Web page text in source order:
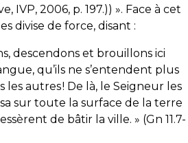
IVP, 2006, p. 197.)) ». Face à cet
divise de force, disant :
descendons et brouillons ici
qu’ils ne s’entendent plus
les autres ! De là, le Seigneur les
sur toute la surface de la terre
de bâtir la ville. » (Gn 11.7-